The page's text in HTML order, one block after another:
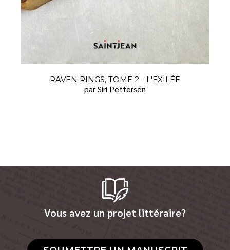
RAVEN RINGS, TOME 2 - L'EXILÉE
par Siri Pettersen
Vous avez un projet littéraire?